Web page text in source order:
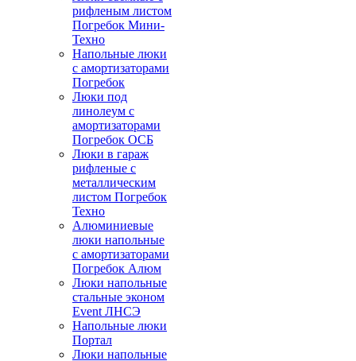
рифленым листом
Погребок Мини-
Техно
Напольные люки
с амортизаторами
Погребок
Люки под
линолеум с
амортизаторами
Погребок ОСБ
Люки в гараж
рифленые с
металлическим
листом Погребок
Техно
Алюминиевые
люки напольные
с амортизаторами
Погребок Алюм
Люки напольные
стальные эконом
Event ЛНСЭ
Напольные люки
Портал
Люки напольные